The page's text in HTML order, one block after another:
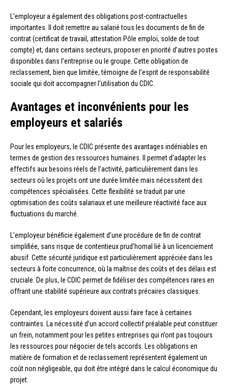
L’employeur a également des obligations post-contractuelles
importantes. Il doit remettre au salarié tous les documents de fin de
contrat (certificat de travail, attestation Pôle emploi, solde de tout
compte) et, dans certains secteurs, proposer en priorité d’autres postes
disponibles dans l’entreprise ou le groupe. Cette obligation de
reclassement, bien que limitée, témoigne de l’esprit de responsabilité
sociale qui doit accompagner l’utilisation du CDIC.
Avantages et inconvénients pour les
employeurs et salariés
Pour les employeurs, le CDIC présente des avantages indéniables en
termes de gestion des ressources humaines. Il permet d’adapter les
effectifs aux besoins réels de l’activité, particulièrement dans les
secteurs où les projets ont une durée limitée mais nécessitent des
compétences spécialisées. Cette flexibilité se traduit par une
optimisation des coûts salariaux et une meilleure réactivité face aux
fluctuations du marché.
L’employeur bénéficie également d’une procédure de fin de contrat
simplifiée, sans risque de contentieux prud’homal lié à un licenciement
abusif. Cette sécurité juridique est particulièrement appréciée dans les
secteurs à forte concurrence, où la maîtrise des coûts et des délais est
cruciale. De plus, le CDIC permet de fidéliser des compétences rares en
offrant une stabilité supérieure aux contrats précaires classiques.
Cependant, les employeurs doivent aussi faire face à certaines
contraintes. La nécessité d’un accord collectif préalable peut constituer
un frein, notamment pour les petites entreprises qui n’ont pas toujours
les ressources pour négocier de tels accords. Les obligations en
matière de formation et de reclassement représentent également un
coût non négligeable, qui doit être intégré dans le calcul économique du
projet.